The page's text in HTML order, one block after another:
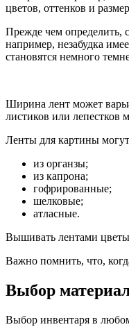
цветов, оттенков и
Прежде чем определить,
например, незабудка
становятся немного
Ширина лент может
листиков или лепестков
Ленты для картины
из органзы;
из капрона;
гофрированные;
шелковые;
атласные.
Вышивать лентами
Важно помнить, что,
Выбор
Выбор инвентаря в